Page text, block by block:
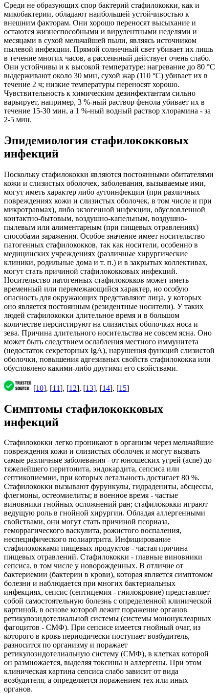
Среди не образующих спор бактерий стафилококки, как и
микобактерии, обладают наибольшей устойчивостью к
внешним факторам. Они хорошо переносят высыхание и
остаются жизнеспособными и вирулентными неделями и
месяцами в сухой мельчайшей пыли, являясь источником
пылевой инфекции. Прямой солнечный свет убивает их лишь
в течение многих часов, а рассеянный действует очень слабо.
Они устойчивы и к высокой температуре: нагревание до 80 °С
выдерживают около 30 мин, сухой жар (110 °С) убивает их в
течение 2 ч; низкие температуры переносят хорошо.
Чувствительность к химическим дезинфектантам сильно
варьирует, например, 3 %-ный раствор фенола убивает их в
течение 15-30 мин, а 1 %-ный водный раствор хлорамина - за
2-5 мин.
Эпидемиология стафилококковых
инфекций
Поскольку стафилококки являются постоянными обитателями
кожи и слизистых оболочек, заболевания, вызываемые ими,
могут иметь характер либо аутоинфекции (при различных
повреждениях кожи и слизистых оболочек, в том числе и при
микротравмах), либо экзогенной инфекции, обусловленной
контактно-бытовым, воздушно-капельным, воздушно-
пылевым или алиментарным (при пищевых отравлениях)
способами заражения. Особое значение имеет носительство
патогенных стафилококков, так как носители, особенно в
медицинских учреждениях (различные хирургические
клиники, родильные дома и т. п.) и в закрытых коллективах,
могут стать причиной стафилококковых инфекций.
Носительство патогенных стафилококков может иметь
временный или перемежающийся характер, но особую
опасность для окружающих представляют лица, у которых
оно является постоянным (резидентные носители). У таких
людей стафилококки длительное время и в большом
количестве персистируют на слизистых оболочках носа и
зева. Причина длительного носительства не совсем ясна. Оно
может быть следствием ослабления местного иммунитета
(недостаток секреторных IgA), нарушения функций слизистой
оболочки, повышения адгезивных свойств стафилококка или
обусловлено какими-либо другими его свойствами.
[10], [11], [12], [13], [14], [15]
Симптомы стафилококковых
инфекций
Стафилококки легко проникают в организм через мельчайшие
повреждения кожи и слизистых оболочек и могут вызвать
самые различные заболевания - от юношеских угрей (acne) до
тяжелейшего перитонита, эндокардита, сепсиса или
септикопиемии, при которых летальность достигает 80 %.
Стафилококки вызывают фурункулы, гидрадениты, абсцессы,
флегмоны, остеомиелиты; в военное время - частые
виновники гнойных осложнений ран; стафилококки играют
ведущую роль в гнойной хирургии. Обладая аллергенными
свойствами, они могут стать причиной псориаза,
геморрагического васкулита, рожистого воспаления,
неспецифического полиартрита. Инфицирование
стафилококками пищевых продуктов - частая причина
пищевых отравлений. Стафилококки - главные виновники
сепсиса, в том числе у новорожденных. В отличие от
бактериемии (бактерии в крови), которая является симптомом
болезни и наблюдается при многих бактериальных
инфекциях, сепсис (септицемия - гнилокровие) представляет
собой самостоятельную болезнь с определенной клинической
картиной, в основе которой лежит поражение органов
ретикулоэндотелиальной системы (системы мононуклеарных
фагоцитов - СМФ). При сепсисе имеется гнойный очаг, из
которого в кровь периодически поступает возбудитель,
разносится по организму и поражает
ретикулоэндотелиальную систему (СМФ), в клетках которой
он размножается, выделяя токсины и аллергены. При этом
клиническая картина сепсиса слабо зависит от вида
возбудителя, а определяется поражением тех или иных
органов.